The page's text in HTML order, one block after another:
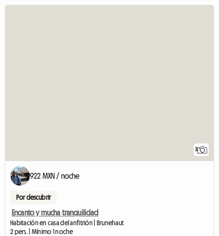
3
922 MXN / noche
Por descubrir
Encanto y mucha tranquilidad
Habitación en casa del anfitrión | Brunehaut
2 pers. | Mínimo 1 noche